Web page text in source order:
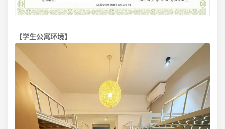
【学生公寓环境】